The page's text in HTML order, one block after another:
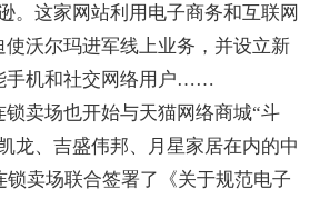
这家网站利用电子商务和互联网
沃尔玛进军线上业务，并设立新
手机和社交网络用户……
卖场也开始与天猫网络商城“斗
、吉盛伟邦、月星家居在内的中
锁卖场联合签署了《关于规范电子